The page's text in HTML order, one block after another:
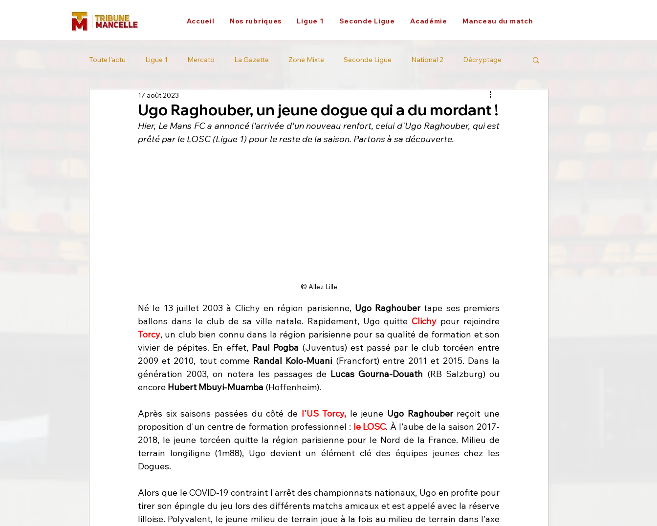
Accueil Nos rubriques Ligue 1 Seconde Ligue Académie Manceau du match
Toute l'actu Ligue 1 Mercato La Gazette Zone Mixte Seconde Ligue National 2 Décryptage
L'interview Tour de France
Ugo Raghouber, un jeune dogue qui a du mordant !
17 août 2023
Hier, Le Mans FC a annoncé l'arrivée d'un nouveau renfort, celui d'Ugo Raghouber, qui est
prêté par le LOSC (Ligue 1) pour le reste de la saison. Partons à sa découverte.
© Allez Lille
Né le 13 juillet 2003 à Clichy en région parisienne, Ugo Raghouber tape ses premiers
ballons dans le club de sa ville natale. Rapidement, Ugo quitte Clichy
Torcy, un club bien connu dans la région parisienne pour sa qualité de formation et son
vivier de pépites. En effet, Paul Pogba (Juventus) est passé par le club torcéen entre
2009 et 2010, tout comme Randal Kolo-Muani (Francfort) entre 2011 et 2015. Dans la
génération 2003, on notera les passages de Lucas Gourna-Douath (RB Salzburg) ou
encore Hubert Mbuyi-Muamba (Hoffenheim).
Après six saisons passées du côté de l'US Torcy, le jeune Ugo Raghouber reçoit une
proposition d'un centre de formation professionnel : le LOSC. À l'aube de la saison 2017-
2018, le jeune torcéen quitte la région parisienne pour le Nord de la France. Milieu de
terrain longiligne (1m88), Ugo devient un élément clé des équipes jeunes chez les
Dogues.
Alors que le COVID-19 contraint l'arrêt des championnats nationaux, Ugo en profite pour
tirer son épingle du jeu lors des différents matchs amicaux et est appelé avec la réserve
lilloise. Polyvalent, le jeune milieu de terrain joue à la fois au milieu de terrain dans l'axe